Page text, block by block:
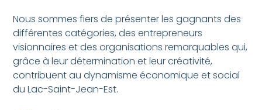
Nous sommes fiers de présenter les gagnants des
différentes catégories, des entrepreneurs
visionnaires et des organisations remarquables qui,
grâce à leur détermination et leur créativité,
contribuent au dynamisme économique et social
du Lac-Saint-Jean-Est.